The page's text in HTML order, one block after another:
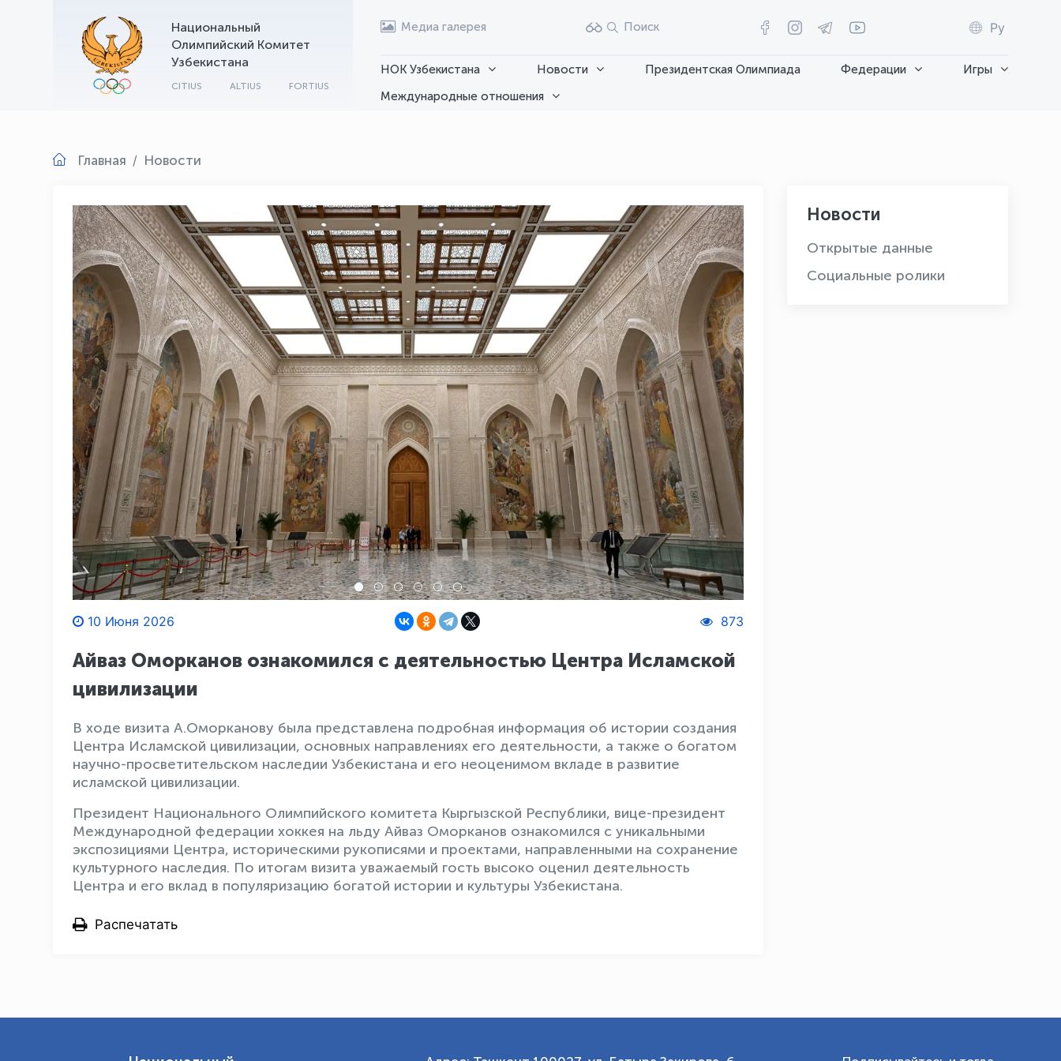
Национальный
Олимпийский Комитет
Узбекистана
CITIUS ALTIUS FORTIUS
Медиа галерея Поиск Ру
НОК Узбекистана Новости Президентская Олимпиада Федерации
Игры
Международные отношения
Главная Новости
10 Июня 2026 873
Айваз Оморканов ознакомился с деятельностью Центра Исламской
цивилизации
В ходе визита А.Оморканову была представлена подробная информация об истории создания
Центра Исламской цивилизации, основных направлениях его деятельности, а также о богатом
научно-просветительском наследии Узбекистана и его неоценимом вкладе в развитие
исламской цивилизации.
Президент Национального Олимпийского комитета Кыргызской Республики, вице-президент
Международной федерации хоккея на льду Айваз Оморканов ознакомился с уникальными
экспозициями Центра, историческими рукописями и проектами, направленными на сохранение
культурного наследия. По итогам визита уважаемый гость высоко оценил деятельность
Центра и его вклад в популяризацию богатой истории и культуры Узбекистана.
Распечатать
Новости
Открытые данные
Социальные ролики